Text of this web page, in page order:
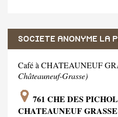
SOCIETE ANONYME LA
Café à CHATEAUNEUF
Châteauneuf-Grasse)
761 CHE DES
CHATEAUNEUF GRASSE